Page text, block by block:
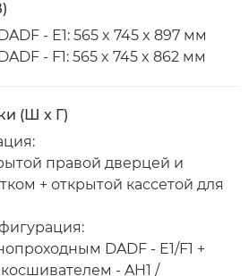
- E1: 565 x 745 x 897 мм
- F1: 565 x 745 x 862 мм
(Ш x Г)
правой дверцей и
+ открытой кассетой для
DADF - E1/F1 +
- AH1 /